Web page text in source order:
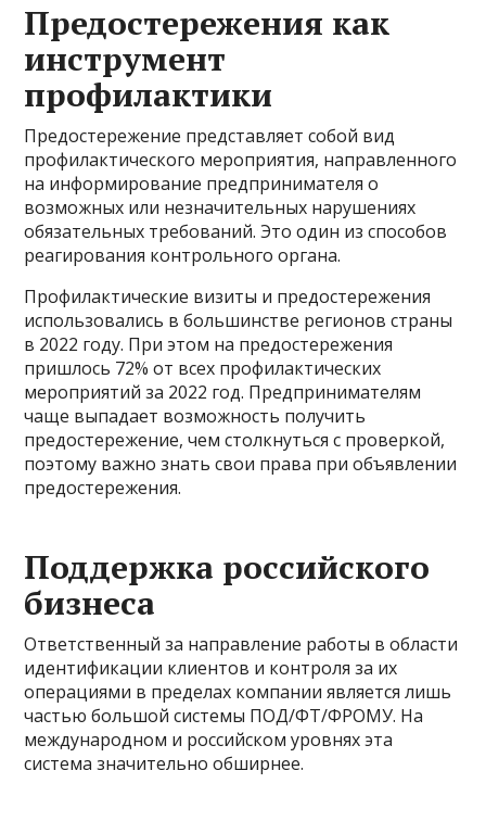
Предостережения как
инструмент
профилактики
Предостережение представляет собой вид
профилактического мероприятия, направленного
на информирование предпринимателя о
возможных или незначительных нарушениях
обязательных требований. Это один из способов
реагирования контрольного органа.
Профилактические визиты и предостережения
использовались в большинстве регионов страны
в 2022 году. При этом на предостережения
пришлось 72% от всех профилактических
мероприятий за 2022 год. Предпринимателям
чаще выпадает возможность получить
предостережение, чем столкнуться с проверкой,
поэтому важно знать свои права при объявлении
предостережения.
Поддержка российского
бизнеса
Ответственный за направление работы в области
идентификации клиентов и контроля за их
операциями в пределах компании является лишь
частью большой системы ПОД/ФТ/ФРОМУ. На
международном и российском уровнях эта
система значительно обширнее.